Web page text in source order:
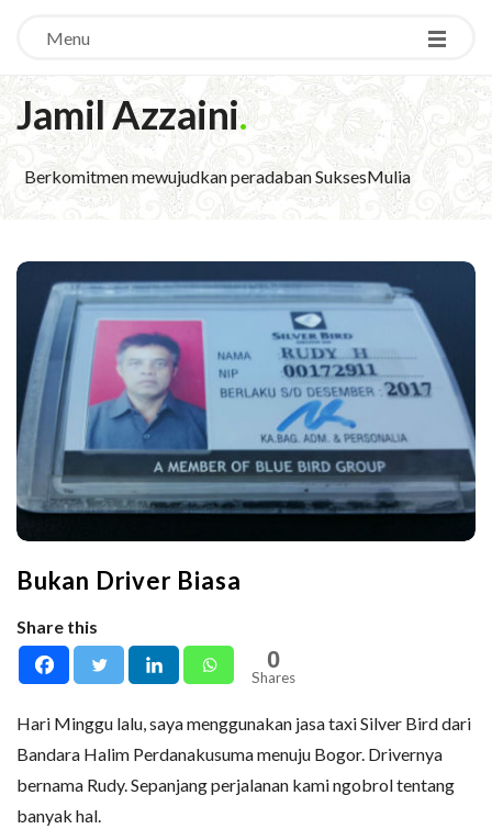
Menu
Jamil Azzaini.
Berkomitmen mewujudkan peradaban SuksesMulia
Bukan Driver Biasa
Share this
0
Shares
Hari Minggu lalu, saya menggunakan jasa taxi Silver Bird dari
Bandara Halim Perdanakusuma menuju Bogor. Drivernya
bernama Rudy. Sepanjang perjalanan kami ngobrol tentang
banyak hal.